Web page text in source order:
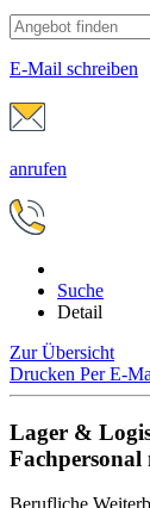
E-Mail schreiben
anrufen
Suche
Detail
Zur Übersicht
Drucken Per E-
Lager &